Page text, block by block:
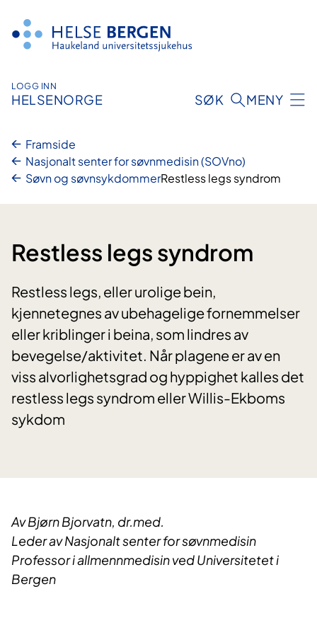
innhald
LOGG INN
HELSENORGE SØK MENY
Framside
Nasjonalt senter for søvnmedisin (SOVno)
Søvn og søvnsykdommerRestless legs syndrom
Restless legs syndrom
Restless legs, eller urolige bein,
kjennetegnes av ubehagelige fornemmelser
eller kriblinger i beina, som lindres av
bevegelse/aktivitet. Når plagene er av en
viss alvorlighetsgrad og hyppighet kalles det
restless legs syndrom eller Willis-Ekboms
sykdom
Av Bjørn Bjorvatn, dr.med.
Leder av Nasjonalt senter for søvnmedisin
Professor i allmennmedisin ved Universitetet i
Bergen